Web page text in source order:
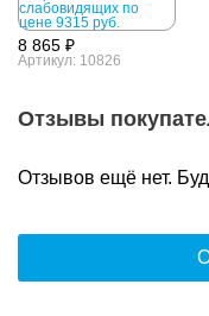
8 865 ₽
Артикул: 10826
Отзывы
Отзывов ещё нет.